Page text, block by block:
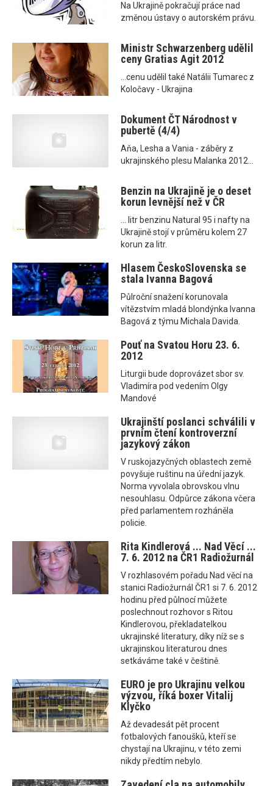
Na Ukrajině pokračují práce nad
změnou ústavy o autorském právu.
Ministr Schwarzenberg udělil
ceny Gratias Agit 2012
...cenu udělil také Natálii Tumarec z
Koločavy - Ukrajina
Dokument ČT Národnost v
pubertě (4/4)
Aňa, Lesha a Vania - záběry z
ukrajinského plesu Malanka 2012...
Benzin na Ukrajině je o deset
korun levnější než v ČR
... litr benzinu Natural 95 i nafty na
Ukrajině stojí v průměru kolem 27
korun za litr.
Hlasem ČeskoSlovenska se
stala Ivanna Bagová
Půlroční snažení korunovala
vítězstvím mladá blondýnka Ivanna
Bagová z týmu Michala Davida.
Pouť na Svatou Horu 23. 6.
2012
Liturgii bude doprovázet sbor sv.
Vladimíra pod vedením Olgy
Mandové
Ukrajinští poslanci schválili v
prvním čtení kontroverzní
jazykový zákon
V ruskojazyčných oblastech země
povyšuje ruštinu na úřední jazyk.
Norma vyvolala obrovskou vlnu
nesouhlasu. Odpůrce zákona včera
před parlamentem rozháněla
policie.
Rita Kindlerová ... Nad Věcí ...
7. 6. 2012 na ČR1 Radiožurnál
V rozhlasovém pořadu Nad věcí na
stanici Radiožurnál ČR1 si 7. 6. 2012
hodinu před půlnocí můžete
poslechnout rozhovor s Ritou
Kindlerovou, překladatelkou
ukrajinské literatury, díky níž se s
ukrajinskou literaturou dnes
setkáváme také v češtině.
EURO je pro Ukrajinu velkou
výzvou, říká boxer Vitalij
Klyčko
Až devadesát pět procent
fotbalových fanoušků, kteří se
chystají na Ukrajinu, v této zemi
nikdy předtím nebylo.